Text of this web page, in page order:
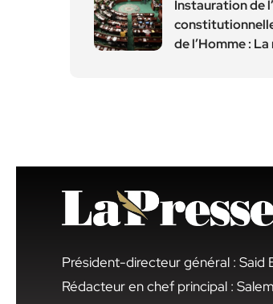
Instauration de
de l’Homme :
Président-directeur général : Said
Rédacteur en chef principal :